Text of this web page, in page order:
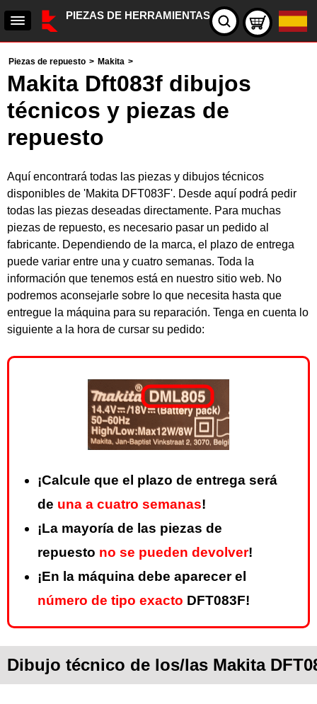
PIEZAS DE HERRAMIENTAS
Piezas de repuesto > Makita >
Makita Dft083f dibujos
técnicos y piezas de
repuesto
Aquí encontrará todas las piezas y dibujos técnicos
disponibles de 'Makita DFT083F'. Desde aquí podrá pedir
todas las piezas deseadas directamente. Para muchas
piezas de repuesto, es necesario pasar un pedido al
fabricante. Dependiendo de la marca, el plazo de entrega
puede variar entre una y cuatro semanas. Toda la
información que tenemos está en nuestro sitio web. No
podremos aconsejarle sobre lo que necesita hasta que
entregue la máquina para su reparación. Tenga en cuenta lo
siguiente a la hora de cursar su pedido:
¡Calcule que el plazo de entrega será
de una a cuatro semanas!
¡La mayoría de las piezas de
repuesto no se pueden devolver!
¡En la máquina debe aparecer el
número de tipo exacto DFT083F!
Dibujo técnico de los/las Makita